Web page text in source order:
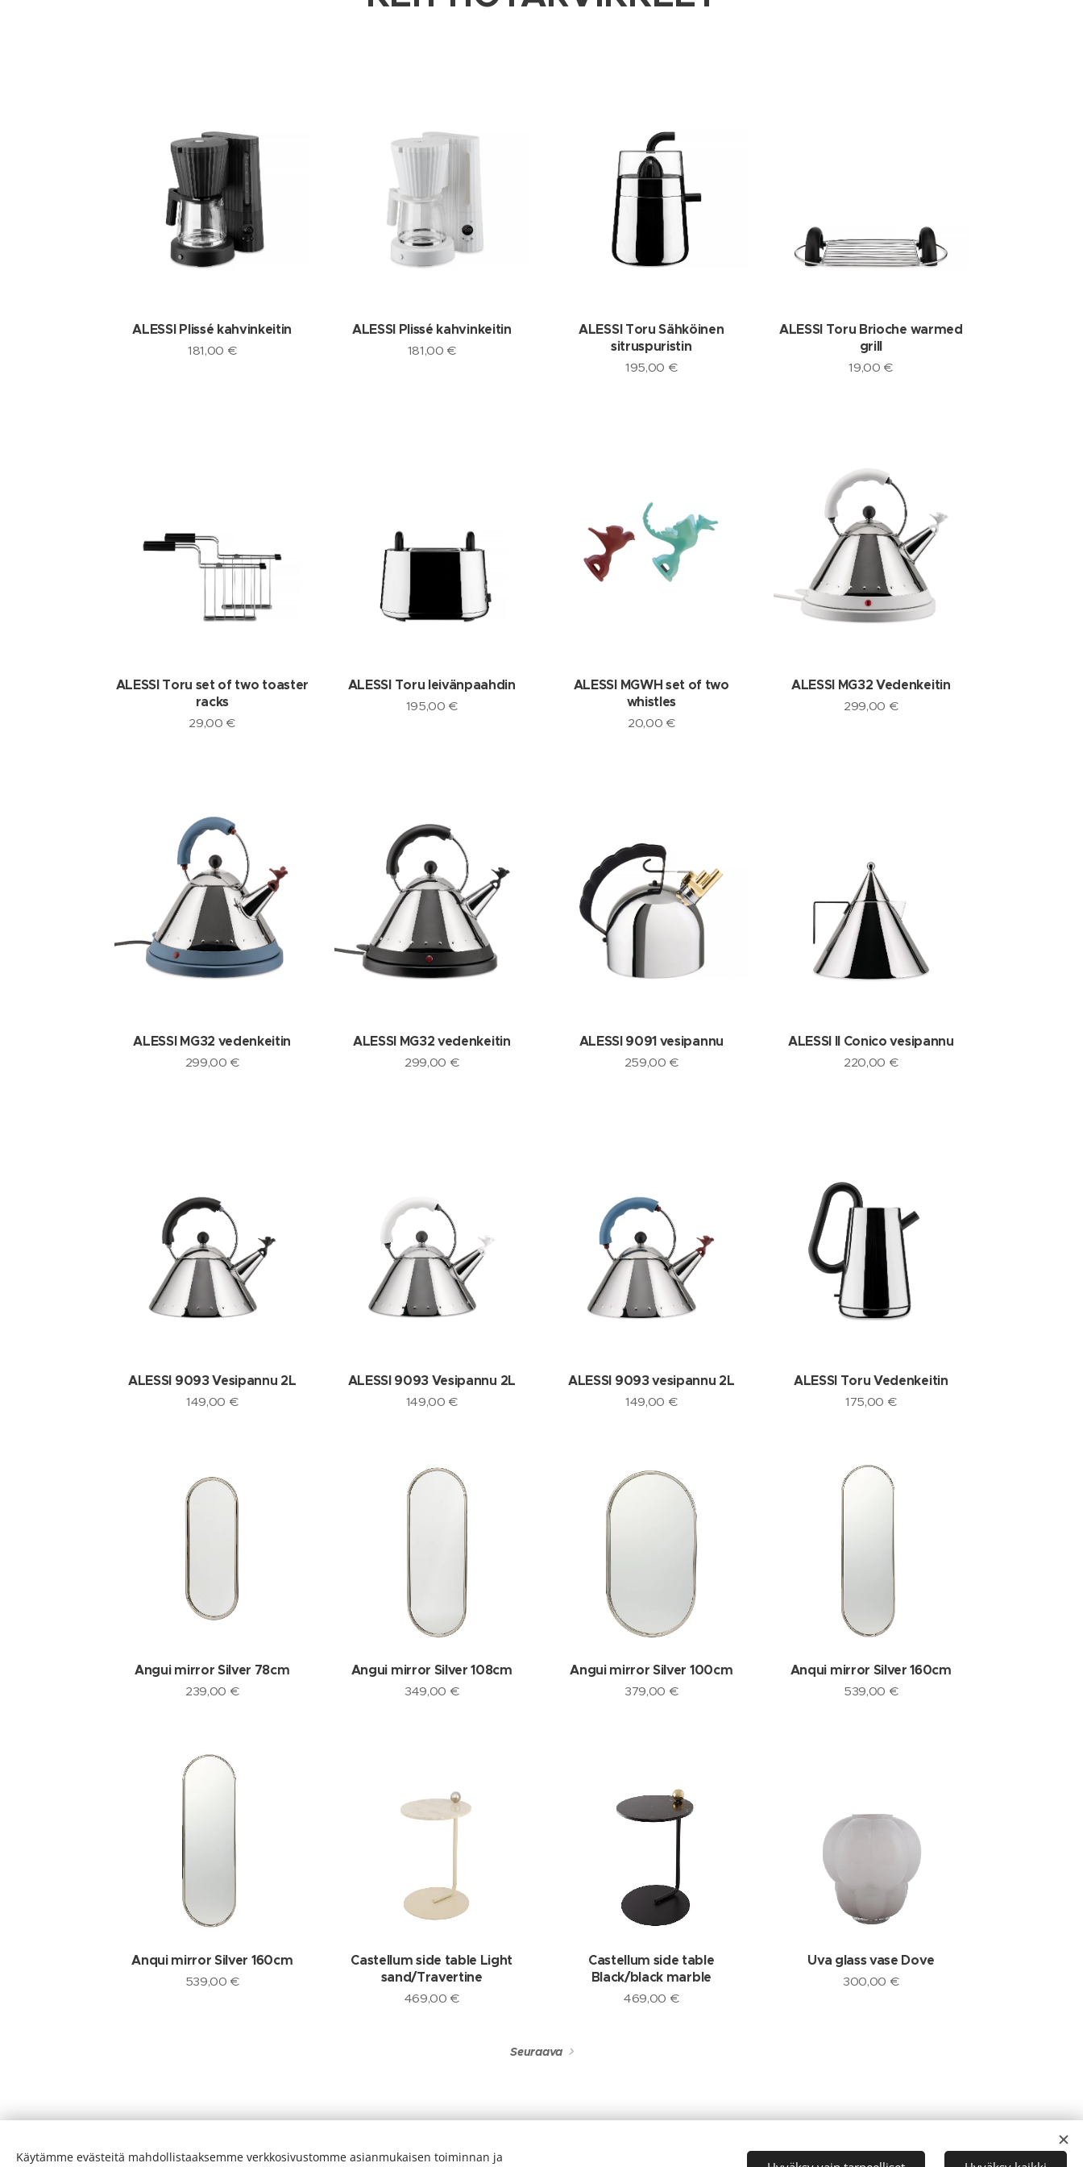
ALESSI Plissé kahvinkeitin
181,00 €
ALESSI Plissé kahvinkeitin
181,00 €
ALESSI Toru Sähköinen
sitruspuristin
195,00 €
ALESSI Toru Brioche warmed
grill
19,00 €
ALESSI Toru set of two toaster
racks
29,00 €
ALESSI Toru leivänpaahdin
195,00 €
ALESSI MGWH set of two
whistles
20,00 €
ALESSI MG32 Vedenkeitin
299,00 €
ALESSI MG32 vedenkeitin
299,00 €
ALESSI MG32 vedenkeitin
299,00 €
ALESSI 9091 vesipannu
259,00 €
ALESSI Il Conico vesipannu
220,00 €
ALESSI 9093 Vesipannu 2L
149,00 €
ALESSI 9093 Vesipannu 2L
149,00 €
ALESSI 9093 vesipannu 2L
149,00 €
ALESSI Toru Vedenkeitin
175,00 €
Angui mirror Silver 78cm
239,00 €
Angui mirror Silver 108cm
349,00 €
Angui mirror Silver 100cm
379,00 €
Anqui mirror Silver 160cm
539,00 €
Anqui mirror Silver 160cm
539,00 €
Castellum side table Light
sand/Travertine
469,00 €
Castellum side table
Black/black marble
469,00 €
Uva glass vase Dove
300,00 €
Seuraava
Evästeet Kielet
Käytämme evästeitä mahdollistaaksemme verkkosivustomme asianmukaisen toiminnan ja